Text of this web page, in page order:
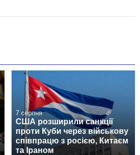
7 серпня
США розширили санкції
проти Куби через військову
співпрацю з росією, Китаєм
та Іраном